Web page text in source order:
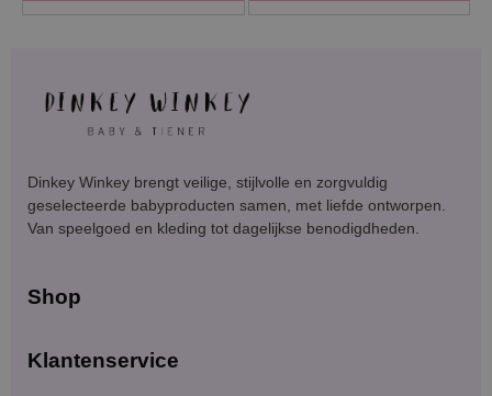
Dinkey Winkey brengt veilige, stijlvolle en zorgvuldig
geselecteerde babyproducten samen, met liefde ontworpen.
Van speelgoed en kleding tot dagelijkse benodigdheden.
Shop
Klantenservice